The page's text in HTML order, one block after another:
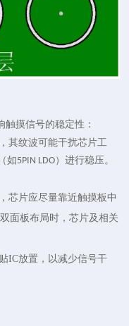
摸信号的稳定性：
其纹波可能干扰芯片工
（如5PIN LDO）进行稳压。
芯片应尽量靠近触摸板中
面板布局时，芯片及相关
IC放置，以减少信号干